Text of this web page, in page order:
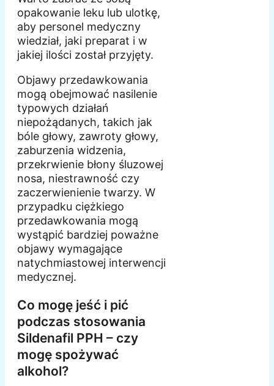
opakowanie leku lub ulotkę,
aby personel medyczny
wiedział, jaki preparat i w
jakiej ilości został przyjęty.
Objawy przedawkowania
mogą obejmować nasilenie
typowych działań
niepożądanych, takich jak
bóle głowy, zawroty głowy,
zaburzenia widzenia,
przekrwienie błony śluzowej
nosa, niestrawność czy
zaczerwienienie twarzy. W
przypadku ciężkiego
przedawkowania mogą
wystąpić bardziej poważne
objawy wymagające
natychmiastowej interwencji
medycznej.
Co mogę jeść i pić
podczas stosowania
Sildenafil PPH – czy
mogę spożywać
alkohol?